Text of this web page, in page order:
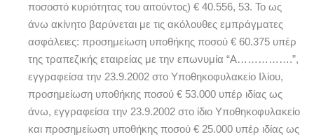
ποσοστό κυριότητας του αιτούντος) € 40.556, 53. Το ως
άνω ακίνητο βαρύνεται με τις ακόλουθες εμπράγματες
ασφάλειες: προσημείωση υποθήκης ποσού € 60.375 υπέρ
της τραπεζικής εταιρείας με την επωνυμία “Α…………….”,
εγγραφείσα την 23.9.2002 στο Υποθηκοφυλακείο Ιλίου,
προσημείωση υποθήκης ποσού € 53.000 υπέρ ιδίας ως
άνω, εγγραφείσα την 23.9.2002 στο ίδιο Υποθηκοφυλακείο
και προσημείωση υποθήκης ποσού € 25.000 υπέρ ιδίας ως